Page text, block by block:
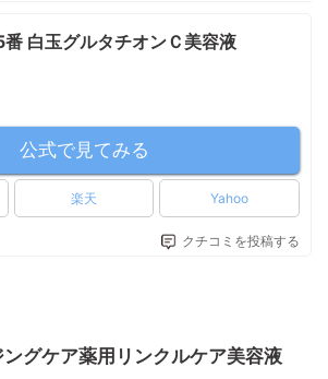
白玉グルタチオンＣ美容液
公式で見てみる
楽天 Yahoo
クチコミを投稿する
グケア薬用リンクルケア美容液